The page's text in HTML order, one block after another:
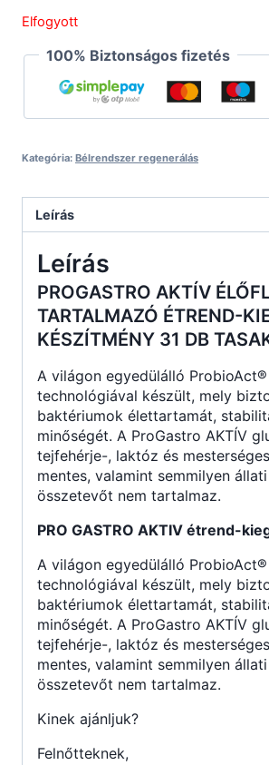
Elfogyott
100% Biztonságos fizetés
Kategória: Bélrendszer regenerálás
Leírás
Leírás
PROGASTRO AKTÍV
TARTALMAZÓ ÉTREND-
KÉSZÍTMÉNY 31 DB
A világon egyedülálló ProbioAct®
technológiával készült, mely
baktériumok élettartamát,
minőségét. A ProGastro AKTÍV
tejfehérje-, laktóz és
mentes, valamint semmilyen
összetevőt nem tartalmaz.
PRO GASTRO AKTIV étrend-
A világon egyedülálló ProbioAct®
technológiával készült, mely
baktériumok élettartamát,
minőségét. A ProGastro AKTÍV
tejfehérje-, laktóz és
mentes, valamint semmilyen
összetevőt nem tartalmaz.
Kinek ajánljuk?
Felnőtteknek,